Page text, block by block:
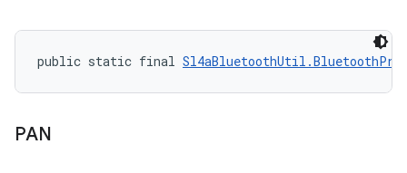
public static final
PAN